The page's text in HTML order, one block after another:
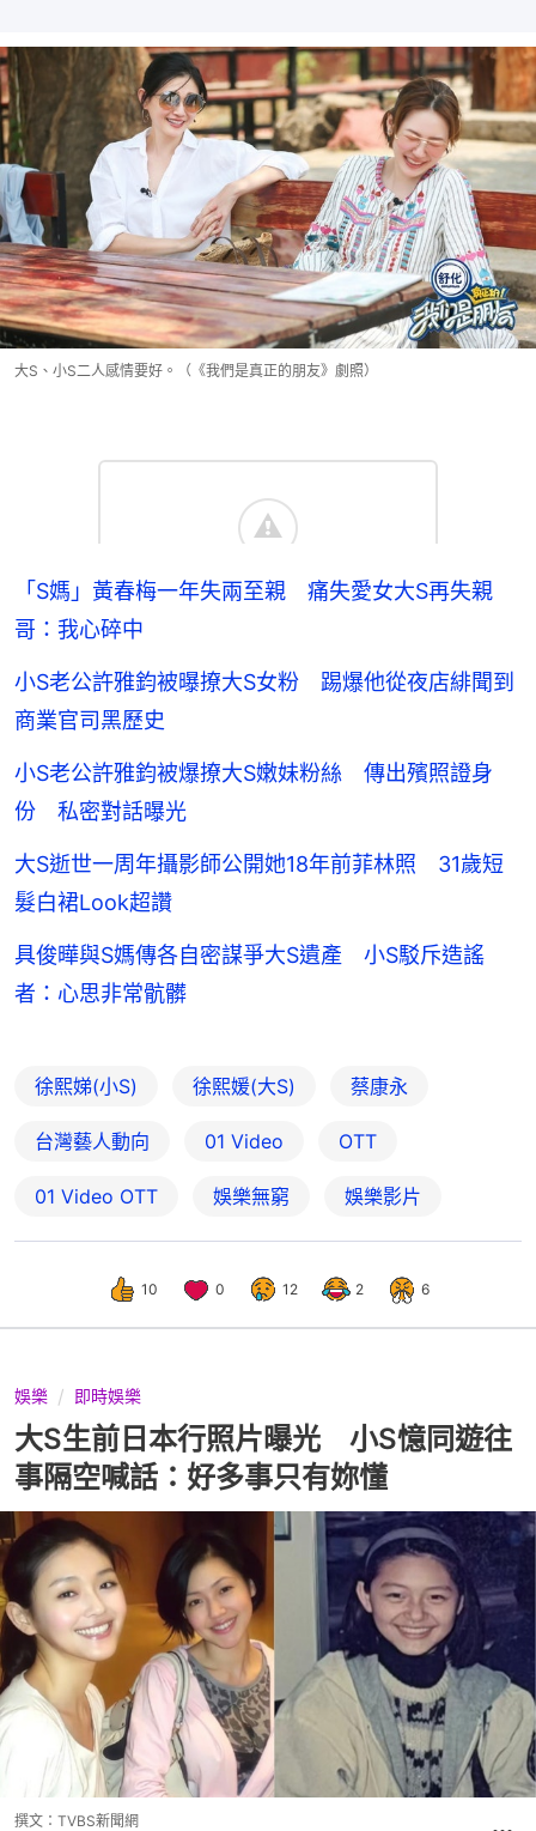
大S、小S二人感情要好。（《我們是真正的朋友》劇照）
「S媽」黃春梅一年失兩至親 痛失愛女大S再失親
哥：我心碎中
小S老公許雅鈞被曝撩大S女粉 踢爆他從夜店緋聞到
商業官司黑歷史
小S老公許雅鈞被爆撩大S嫩妹粉絲 傳出殯照證身
份 私密對話曝光
大S逝世一周年攝影師公開她18年前菲林照 31歲短
髮白裙Look超讚
具俊曄與S媽傳各自密謀爭大S遺產 小S駁斥造謠
者：心思非常骯髒
徐熙娣(小S) 徐熙媛(大S) 蔡康永
台灣藝人動向 01 Video OTT
01‌ ‌Video‌ ‌OTT 娛樂無窮 娛樂影片
10 0 12 2 6
娛樂 即時娛樂
大S生前日本行照片曝光 小S憶同遊往
事隔空喊話：好多事只有妳懂
撰文： TVBS新聞網